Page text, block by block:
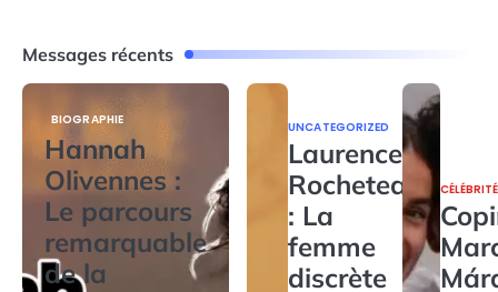
Messages récents
BIOGRAPHIE
Hannah
Olivennes :
Le parcours
remarquable
de la
UNCATEGORIZED
Laurence
Rocheteau
: La
femme
discrète